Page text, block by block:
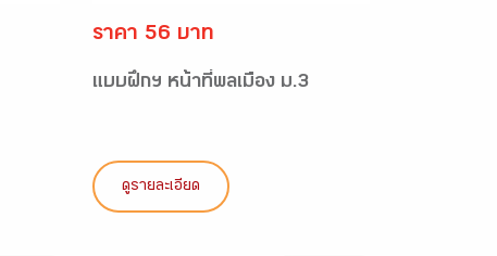
ราคา 56 บาท
แบบฝึกฯ หน้าที่พลเมือง ม.3
ดูรายละเอียด